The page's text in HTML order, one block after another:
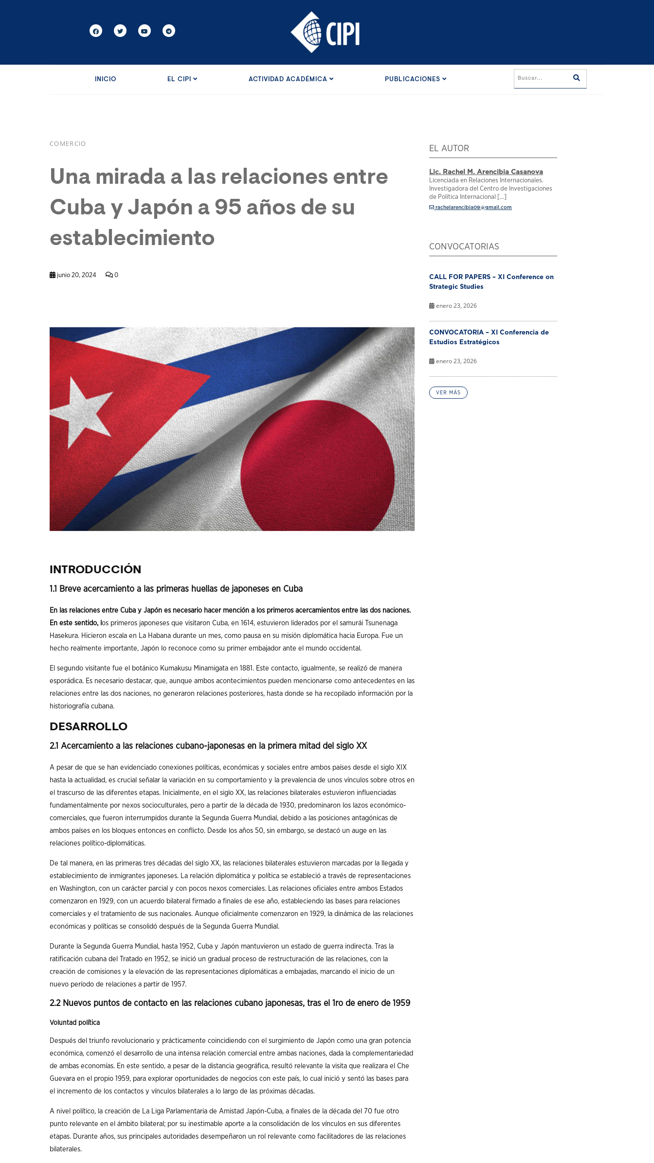
INICIO EL CIPI ACTIVIDAD ACADÉMICA PUBLICACIONES
COMERCIO
Una mirada a las relaciones entre
Cuba y Japón a 95 años de su
establecimiento
junio 20, 2024 0
INTRODUCCIÓN
1.1 Breve acercamiento a las primeras huellas de japoneses en Cuba
En las relaciones entre Cuba y Japón es necesario hacer mención a los primeros acercamientos entre las dos naciones.
En este sentido, l os primeros japoneses que visitaron Cuba, en 1614, estuvieron liderados por el samurái Tsunenaga
Hasekura. Hicieron escala en La Habana durante un mes, como pausa en su misión diplomática hacia Europa. Fue un
hecho realmente importante, Japón lo reconoce como su primer embajador ante el mundo occidental.
El segundo visitante fue el botánico Kumakusu Minamigata en 1881. Este contacto, igualmente, se realizó de manera
esporádica. Es necesario destacar, que, aunque ambos acontecimientos pueden mencionarse como antecedentes en las
relaciones entre las dos naciones, no generaron relaciones posteriores, hasta donde se ha recopilado información por la
historiografía cubana.
DESARROLLO
2.1 Acercamiento a las relaciones cubano-japonesas en la primera mitad del siglo XX
A pesar de que se han evidenciado conexiones políticas, económicas y sociales entre ambos países desde el siglo XIX
hasta la actualidad, es crucial señalar la variación en su comportamiento y la prevalencia de unos vínculos sobre otros en
el trascurso de las diferentes etapas. Inicialmente, en el siglo XX, las relaciones bilaterales estuvieron influenciadas
fundamentalmente por nexos socioculturales, pero a partir de la década de 1930, predominaron los lazos económico-
comerciales, que fueron interrumpidos durante la Segunda Guerra Mundial, debido a las posiciones antagónicas de
ambos países en los bloques entonces en conflicto. Desde los años 50, sin embargo, se destacó un auge en las
relaciones político-diplomáticas.
De tal manera, en las primeras tres décadas del siglo XX, las relaciones bilaterales estuvieron marcadas por la llegada y
establecimiento de inmigrantes japoneses. La relación diplomática y política se estableció a través de representaciones
en Washington, con un carácter parcial y con pocos nexos comerciales. Las relaciones oficiales entre ambos Estados
comenzaron en 1929, con un acuerdo bilateral firmado a finales de ese año, estableciendo las bases para relaciones
comerciales y el tratamiento de sus nacionales. Aunque oficialmente comenzaron en 1929, la dinámica de las relaciones
económicas y políticas se consolidó después de la Segunda Guerra Mundial.
Durante la Segunda Guerra Mundial, hasta 1952, Cuba y Japón mantuvieron un estado de guerra indirecta. Tras la
ratificación cubana del Tratado en 1952, se inició un gradual proceso de restructuración de las relaciones, con la
creación de comisiones y la elevación de las representaciones diplomáticas a embajadas, marcando el inicio de un
nuevo período de relaciones a partir de 1957.
2.2 Nuevos puntos de contacto en las relaciones cubano japonesas, tras el 1ro de enero de 1959
Voluntad política
Después del triunfo revolucionario y prácticamente coincidiendo con el surgimiento de Japón como una gran potencia
económica, comenzó el desarrollo de una intensa relación comercial entre ambas naciones, dada la complementariedad
de ambas economías. En este sentido, a pesar de la distancia geográfica, resultó relevante la visita que realizara el Che
Guevara en el propio 1959, para explorar oportunidades de negocios con este país, lo cual inició y sentó las bases para
el incremento de los contactos y vínculos bilaterales a lo largo de las próximas décadas.
A nivel político, la creación de La Liga Parlamentaria de Amistad Japón-Cuba, a finales de la década del 70 fue otro
punto relevante en el ámbito bilateral; por su inestimable aporte a la consolidación de los vínculos en sus diferentes
etapas. Durante años, sus principales autoridades desempeñaron un rol relevante como facilitadores de las relaciones
bilaterales.
EL AUTOR
Lic. Rachel M. Arencibia Casanova
Licenciada en Relaciones Internacionales.
Investigadora del Centro de Investigaciones
de Política Internacional [...]
rachelarencibia09@gmail.com
CONVOCATORIAS
CALL FOR PAPERS – XI Conference on
Strategic Studies
enero 23, 2026
CONVOCATORIA – XI Conferencia de
Estudios Estratégicos
enero 23, 2026
VER MÁS